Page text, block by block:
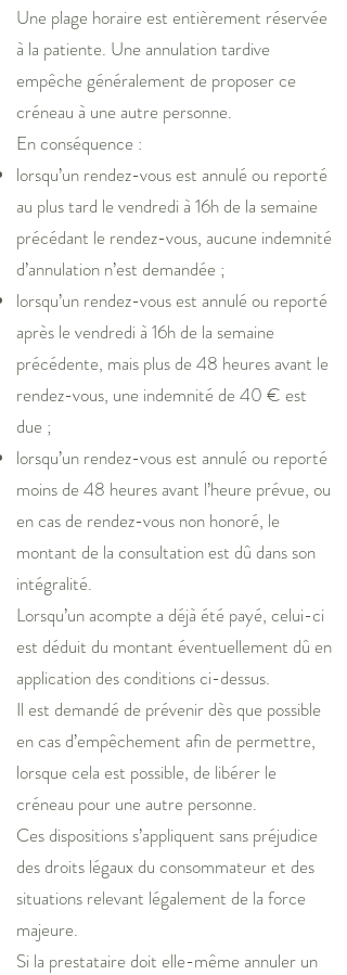
Une plage horaire est entièrement réservée
à la patiente. Une annulation tardive
empêche généralement de proposer ce
créneau à une autre personne.
En conséquence :
lorsqu’un rendez-vous est annulé ou reporté
au plus tard le vendredi à 16h de la semaine
précédant le rendez-vous, aucune indemnité
d’annulation n’est demandée ;
lorsqu’un rendez-vous est annulé ou reporté
après le vendredi à 16h de la semaine
précédente, mais plus de 48 heures avant le
rendez-vous, une indemnité de 40 € est
due ;
lorsqu’un rendez-vous est annulé ou reporté
moins de 48 heures avant l’heure prévue, ou
en cas de rendez-vous non honoré, le
montant de la consultation est dû dans son
intégralité.
Lorsqu’un acompte a déjà été payé, celui-ci
est déduit du montant éventuellement dû en
application des conditions ci-dessus.
Il est demandé de prévenir dès que possible
en cas d’empêchement afin de permettre,
lorsque cela est possible, de libérer le
créneau pour une autre personne.
Ces dispositions s’appliquent sans préjudice
des droits légaux du consommateur et des
situations relevant légalement de la force
majeure.
Si la prestataire doit elle-même annuler un